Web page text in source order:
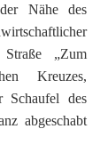
Nähe des
„Zum
Kreuzes,
Schaufel des
abgeschabt